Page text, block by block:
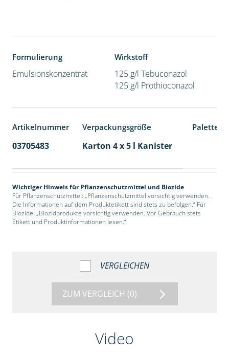
Formulierung
Emulsionskonzentrat
Wirkstoff
125 g/l Tebuconazol
125 g/l Prothioconazol
Artikelnummer Verpackungsgröße
03705483 Karton 4 x 5 l Kanister
Wichtiger Hinweis für Pflanzenschutzmittel und Biozide
Für Pflanzenschutzmittel: „Pflanzenschutzmittel vorsichtig verwenden.
Die Informationen auf dem Produktetikett sind stets zu befolgen.“ Für
Biozide: „Biozidprodukte vorsichtig verwenden. Vor Gebrauch stets
Etikett und Produktinformationen lesen.“
VERGLEICHEN
ZUM VERGLEICH (0)
Video